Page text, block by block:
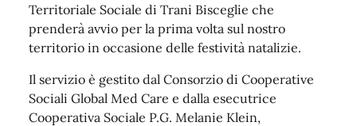
Territoriale Sociale di Trani Bisceglie che
prenderà avvio per la prima volta sul nostro
territorio in occasione delle festività natalizie.
Il servizio è gestito dal Consorzio di Cooperative
Sociali Global Med Care e dalla esecutrice
Cooperativa Sociale P.G. Melanie Klein,